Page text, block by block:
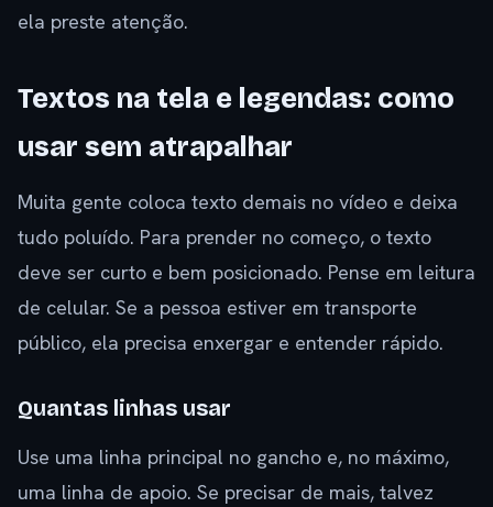
ela preste atenção.
Textos na tela e legendas: como
usar sem atrapalhar
Muita gente coloca texto demais no vídeo e deixa
tudo poluído. Para prender no começo, o texto
deve ser curto e bem posicionado. Pense em leitura
de celular. Se a pessoa estiver em transporte
público, ela precisa enxergar e entender rápido.
Quantas linhas usar
Use uma linha principal no gancho e, no máximo,
uma linha de apoio. Se precisar de mais, talvez